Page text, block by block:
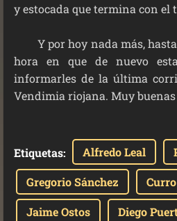
y estocada que termina con el
Y por hoy nada más, hasta
hora en que de nuevo
informarles de la última
Vendimia riojana. Muy buenas
Etiquetas: Alfredo Leal
Gregorio Sánchez
Jaime Ostos Diego